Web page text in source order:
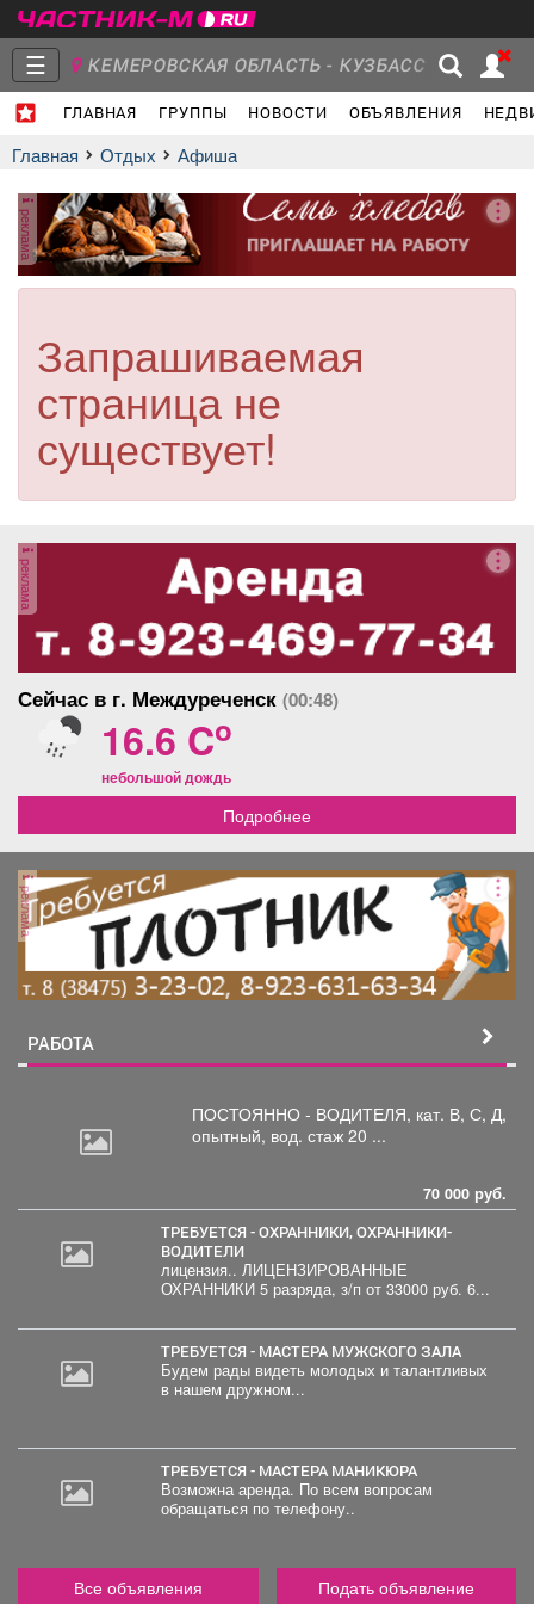
☰ КЕМЕРОВСКАЯ ОБЛАСТЬ - КУЗБАСС
ГЛАВНАЯ ГРУППЫ НОВОСТИ ОБЪЯВЛЕНИЯ
Главная
Группы
Объявления Недвижимость Услуги
Работа Транспорт
Афиша Обучение Проекты
Я - пенсионер
Главная Отдых афиша
реклама
Запрашиваемая
страница не
существует!
реклама
Сейчас в г. Междуреченск (00:48)
16.6 Co
небольшой дождь
Подробнее
реклама
РАБОТА
ПОСТОЯННО - ВОДИТЕЛЯ, кат. В, С, Д,
опытный, вод. стаж 20 ...
70 000 руб.
ТРЕБУЕТСЯ - ОХРАННИКИ, ОХРАННИКИ-
ВОДИТЕЛИ
лицензия.. ЛИЦЕНЗИРОВАННЫЕ
ОХРАННИКИ 5 разряда, з/п от 33000 руб. 6...
ТРЕБУЕТСЯ - МАСТЕРА МУЖСКОГО ЗАЛА
Будем рады видеть молодых и талантливых
в нашем дружном...
ТРЕБУЕТСЯ - МАСТЕРА МАНИКЮРА
Возможна аренда. По всем вопросам
обращаться по телефону..
Все объявления Подать объявление